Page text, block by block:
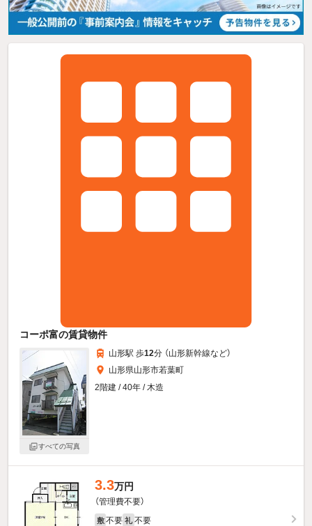
コーポ富の賃貸物件
すべての写真
山形駅 歩12分 （山形新幹線など）
山形県山形市若葉町
2階建 / 40年 / 木造
3.3万円
（管理費不要）
敷 不要 礼 不要